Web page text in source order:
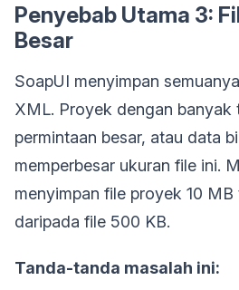
Penyebab Utama 3:
Besar
SoapUI menyimpan
XML. Proyek dengan banyak
permintaan besar, atau data
memperbesar ukuran file ini.
menyimpan file proyek 10
daripada file 500 KB.
Tanda-tanda masalah ini: